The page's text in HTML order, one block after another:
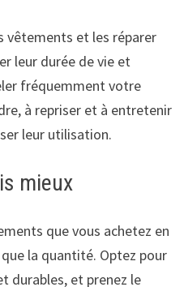
vêtements et les réparer
leur durée de vie et
fréquemment votre
à repriser et à entretenir
leur utilisation.
mieux
que vous achetez en
la quantité. Optez pour
durables, et prenez le